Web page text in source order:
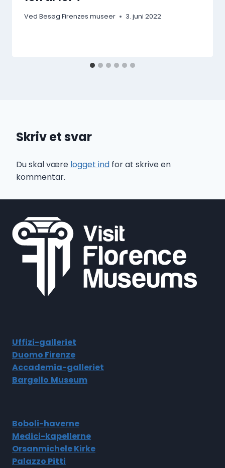
Ved Besøg Firenzes museer 3. juni 2022
Skriv et svar
Du skal være logget ind for at skrive en
kommentar.
Uffizi-galleriet
Duomo Firenze
Accademia-galleriet
Bargello Museum
Boboli-haverne
Medici-kapellerne
Orsanmichele Kirke
Palazzo Pitti